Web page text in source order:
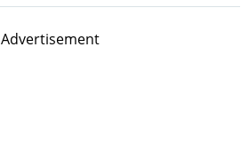
Advertisement